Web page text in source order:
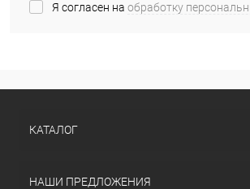
Я согласен на обработку
КАТАЛОГ
НАШИ ПРЕДЛОЖЕНИЯ